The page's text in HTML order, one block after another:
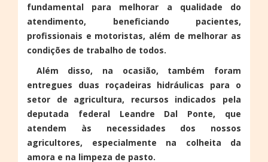
fundamental para melhorar a qualidade do
atendimento, beneficiando pacientes,
profissionais e motoristas, além de melhorar as
condições de trabalho de todos.
Além disso, na ocasião, também foram
entregues duas roçadeiras hidráulicas para o
setor de agricultura, recursos indicados pela
deputada federal Leandre Dal Ponte, que
atendem às necessidades dos nossos
agricultores, especialmente na colheita da
amora e na limpeza de pasto.